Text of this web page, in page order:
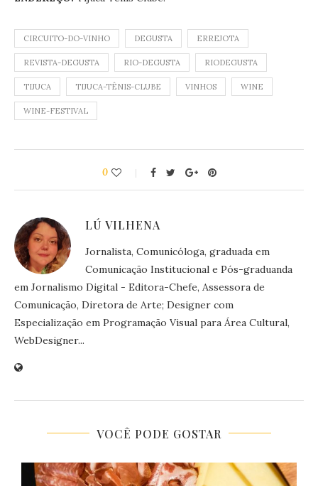
CIRCUITO-DO-VINHO DEGUSTA ERREJOTA
REVISTA-DEGUSTA RIO-DEGUSTA RIODEGUSTA
TIJUCA TIJUCA-TÊNIS-CLUBE VINHOS WINE
WINE-FESTIVAL
0
LÚ VILHENA
Jornalista, Comunicóloga, graduada em
Comunicação Institucional e Pós-graduanda
em Jornalismo Digital - Editora-Chefe, Assessora de
Comunicação, Diretora de Arte; Designer com
Especialização em Programação Visual para Área Cultural,
WebDesigner...
VOCÊ PODE GOSTAR